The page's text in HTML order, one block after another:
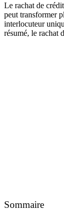
Le rachat de
peut transformer
interlocuteur
résumé, le rachat
Sommaire